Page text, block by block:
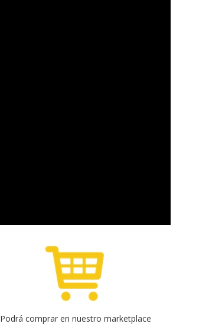
Podrá comprar en nuestro marketplace